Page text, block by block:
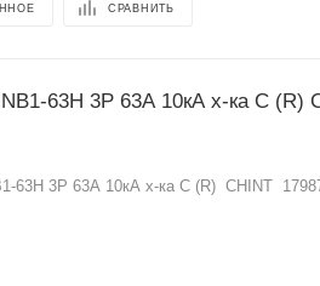
СРАВНИТЬ
63Н 3Р 63А 10кА х-ка C (R) CHINT